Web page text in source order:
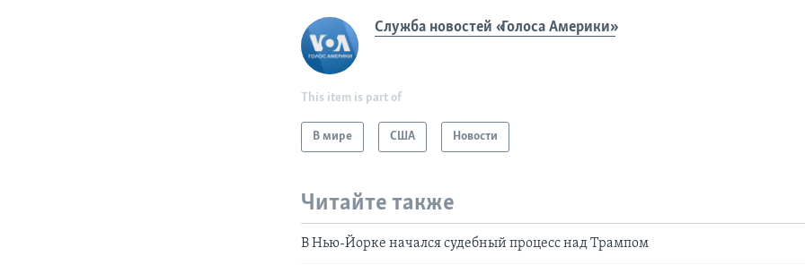
Служба новостей «Голоса Америки»
This item is part of
В мире США Новости
Читайте также
В Нью-Йорке начался судебный процесс над Трампом